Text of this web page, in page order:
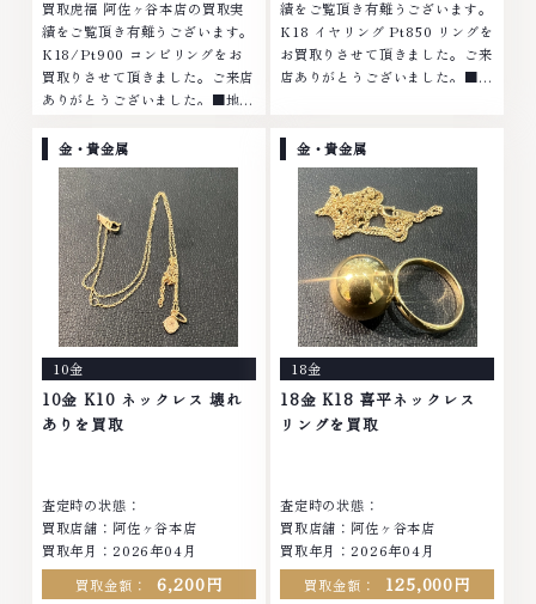
買取虎福 阿佐ヶ谷本店の買取実
績をご覧頂き有難うございます。
K18/Pt900 コンビリングをお
買取りさせて頂きました。ご来店
ありがとうございました。■地域
ヤモンド ブランド品 ブランド衣
類 お酒買取りのことなら、お任
せくださいなかでも金・プラチナ
等のアクセサリー・貴金属・宝
石・ダイヤモンド・ジュエリーや
ブランド品・時計等は特に自信を
持って、高額査定を実現しており
ます。 古くて使わなくなってし
まったアクセサリー、動かなくな
ってしまった腕時計、多くのお品
物の高価買取りを実現しており、
他店ではお値段の付かなかったお
品物でも、一点一点丁寧に無料で
中無休
績をご覧頂き有難うございます。
K18 イヤリング Pt850 リングを
お買取りさせて頂きました。ご来
店ありがとうございました。■地
衣類 お酒買取りのことなら、お
任せくださいなかでも金・プラチ
ナ等のアクセサリー・貴金属・宝
石・ダイヤモンド・ジュエリーや
ブランド品・時計等は特に自信を
持って、高額査定を実現しており
ます。 古くて使わなくなってし
まったアクセサリー、動かなくな
ってしまった腕時計、多くのお品
物の高価買取りを実現しており、
他店ではお値段の付かなかったお
品物でも、一点一点丁寧に無料で
査定します。お気軽にご連絡くだ
金・貴金属
10金
10金 K10 ネックレス 壊れ
ありを買取
査定時の状態：
買取店舗：阿佐ヶ谷本店
買取年月：2026年04月
買取金額：
6,200円
金・貴金属
18金
18金 K18 喜平ネックレス
リングを買取
査定時の状態：
買取店舗：阿佐ヶ谷本店
買取年月：2026年04月
買取金額：
125,000円